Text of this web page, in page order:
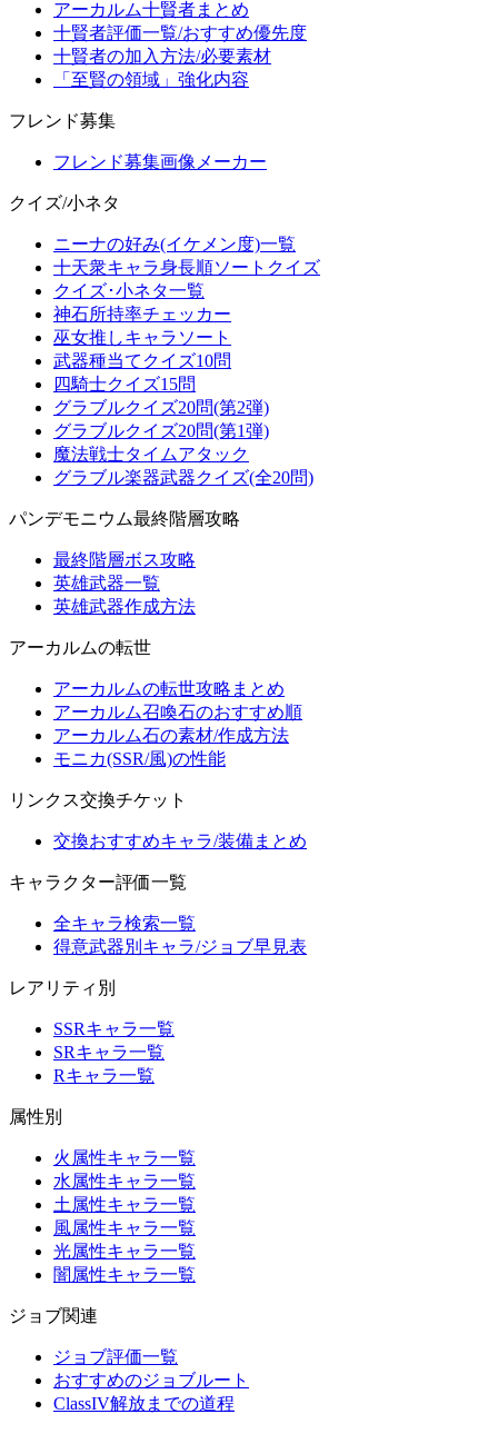
アーカルム十賢者まとめ
十賢者評価一覧/おすすめ優先度
十賢者の加入方法/必要素材
「至賢の領域」強化内容
フレンド募集
フレンド募集画像メーカー
クイズ/小ネタ
ニーナの好み(イケメン度)一覧
十天衆キャラ身長順ソートクイズ
クイズ･小ネタ一覧
神石所持率チェッカー
巫女推しキャラソート
武器種当てクイズ10問
四騎士クイズ15問
グラブルクイズ20問(第2弾)
グラブルクイズ20問(第1弾)
魔法戦士タイムアタック
グラブル楽器武器クイズ(全20問)
パンデモニウム最終階層攻略
最終階層ボス攻略
英雄武器一覧
英雄武器作成方法
アーカルムの転世
アーカルムの転世攻略まとめ
アーカルム召喚石のおすすめ順
アーカルム石の素材/作成方法
モニカ(SSR/風)の性能
リンクス交換チケット
交換おすすめキャラ/装備まとめ
キャラクター評価一覧
全キャラ検索一覧
得意武器別キャラ/ジョブ早見表
レアリティ別
SSRキャラ一覧
SRキャラ一覧
Rキャラ一覧
属性別
火属性キャラ一覧
水属性キャラ一覧
土属性キャラ一覧
風属性キャラ一覧
光属性キャラ一覧
闇属性キャラ一覧
ジョブ関連
ジョブ評価一覧
おすすめのジョブルート
ClassIV解放までの道程